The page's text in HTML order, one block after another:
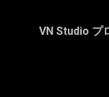
VN Studio プ